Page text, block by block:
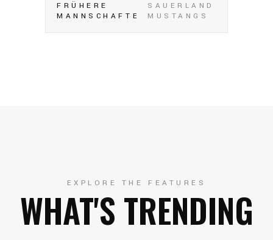
FRÜHERE
MANNSCHAFTEN
SAUERLAND
MUSTANGS
EXPLORE THE FEATURES
WHAT'S TRENDING